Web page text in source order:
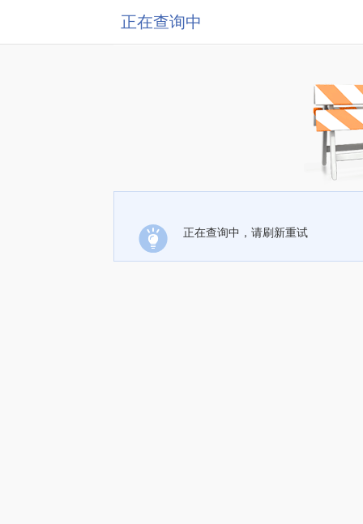
正在查询中
正在查询中，请刷新重试